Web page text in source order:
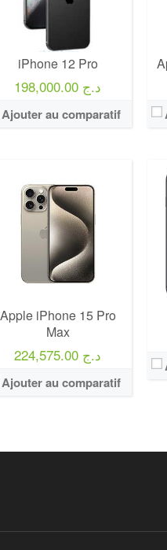
iPhone 12 Pro
198,000.00 د.ج
Ajouter au comparatif
Apple iPhone 15 Pro
Max
224,575.00 د.ج
Ajouter au comparatif